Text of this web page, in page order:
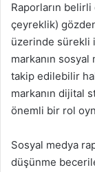
Raporların belirli
çeyreklik)
üzerinde sürekli
markanın
takip edilebilir
markanın dijital
önemli bir rol
Sosyal medya
düşünme